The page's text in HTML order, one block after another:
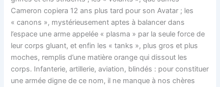
Cameron copiera 12 ans plus tard pour son Avatar ; les
« canons », mystérieusement aptes à balancer dans
l’espace une arme appelée « plasma » par la seule force de
leur corps gluant, et enfin les « tanks », plus gros et plus
moches, remplis d’une matière orange qui dissout les
corps. Infanterie, artillerie, aviation, blindés : pour constituer
une armée digne de ce nom, il ne manque à nos chères